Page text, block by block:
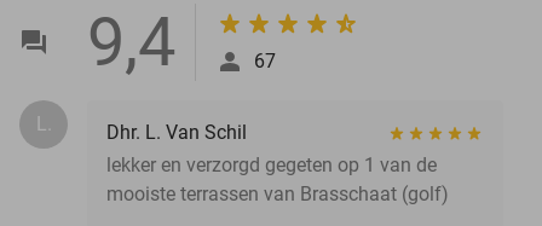
9,4 67
L.
Dhr. L. Van Schil
lekker en verzorgd gegeten op 1 van de
mooiste terrassen van Brasschaat (golf)